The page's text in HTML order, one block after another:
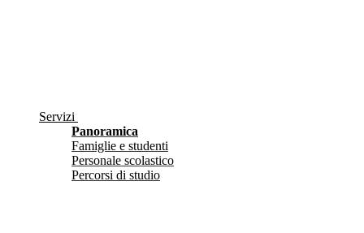
Servizi
Panoramica
Famiglie e studenti
Personale scolastico
Percorsi di studio